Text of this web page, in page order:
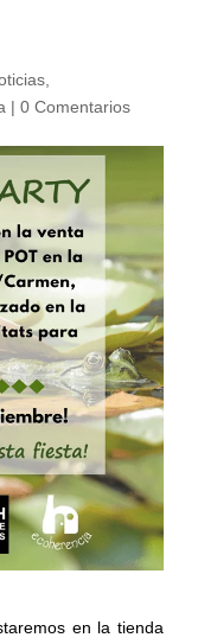
,
| 0 Comentarios
en la tienda